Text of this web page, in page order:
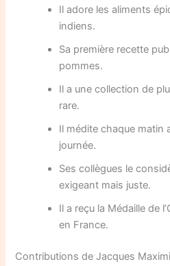
Il adore les aliments
indiens.
Sa première recette
pommes.
Il a une collection de
rare.
Il médite chaque matin
journée.
Ses collègues le
exigeant mais juste.
Il a reçu la Médaille de
en France.
Contributions de Jacques